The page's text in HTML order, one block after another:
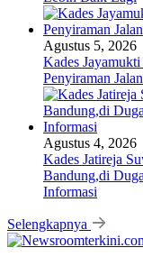
Agustus 5, 2026
Kades
Penyiraman
Agustus 4, 2026
Kades Jatireja
Bandung,di
Informasi
Selengkapnya